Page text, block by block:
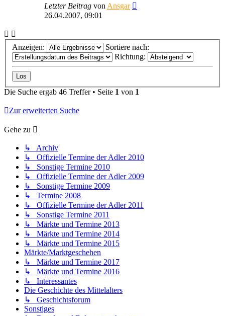
Letzter Beitrag von Ansgar
26.04.2007, 09:01
Anzeigen:
Sortiere nach:
Richtung:
Die Suche ergab 46 Treffer • Seite 1 von 1
Zur erweiterten Suche
Gehe zu
↳ Archiv
↳ Offizielle Termine der Adler 2010
↳ Sonstige Termine 2010
↳ Offizielle Termine der Adler 2009
↳ Sonstige Termine 2009
↳ Termine 2008
↳ Offizielle Termine der Adler 2011
↳ Sonstige Termine 2011
↳ Märkte und Termine 2013
↳ Märkte und Termine 2014
↳ Märkte und Termine 2015
Märkte/Marktgeschehen
↳ Märkte und Termine 2017
↳ Märkte und Termine 2016
↳ Interessantes
Die Geschichte des Mittelalters
↳ Geschichtsforum
Sonstiges